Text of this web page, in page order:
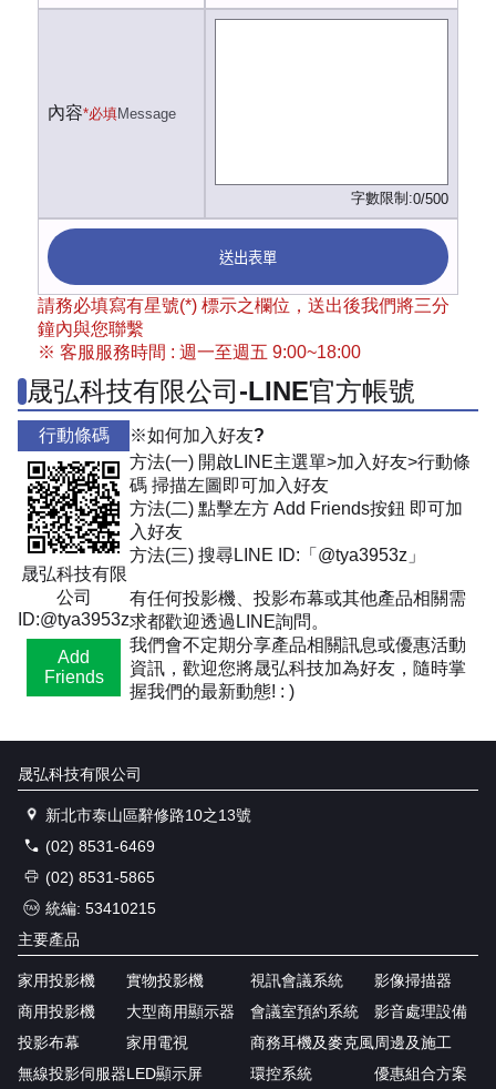
內容*必填Message
字數限制:0/500
送出表單
請務必填寫有星號(*) 標示之欄位，送出後我們將三分
鐘內與您聯繫
※ 客服服務時間 : 週一至週五 9:00~18:00
晟弘科技有限公司-LINE官方帳號
行動條碼
晟弘科技有限
公司
ID:@tya3953z
Add
Friends
※如何加入好友?
方法(一) 開啟LINE主選單>加入好友>行動條
碼 掃描左圖即可加入好友
方法(二) 點擊左方 Add Friends按鈕 即可加
入好友
方法(三) 搜尋LINE ID:「@tya3953z」
有任何投影機、投影布幕或其他產品相關需
求都歡迎透過LINE詢問。
我們會不定期分享產品相關訊息或優惠活動
資訊，歡迎您將晟弘科技加為好友，隨時掌
握我們的最新動態! : )
晟弘科技有限公司
新北市泰山區辭修路10之13號
(02) 8531-6469
(02) 8531-5865
統編: 53410215
主要產品
家用投影機
商用投影機
投影布幕
無線投影伺服器
實物投影機
大型商用顯示器
家用電視
LED顯示屏
視訊會議系統
會議室預約系統
商務耳機及麥克風
環控系統
影像掃描器
影音處理設備
周邊及施工
優惠組合方案